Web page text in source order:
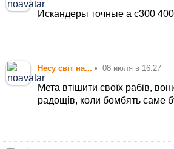
Искандеры точные а с300
Несу свiт на... • 08 июля в 16:27
Мета втішити своїх рабів,
радощів, коли бомбять саме